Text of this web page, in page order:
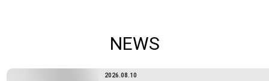
NEWS
2026.08.10